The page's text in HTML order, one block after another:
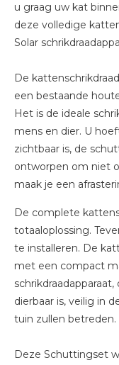
u graag uw kat
deze volledige
Solar
De
een bestaande
Het is de ideale
mens en dier. U
zichtbaar is, de
ontworpen om niet
maak je een
De complete
totaaloplossing.
te installeren. De
met een compact
dierbaar is, veilig in
tuin zullen betreden.
Deze Schuttingset